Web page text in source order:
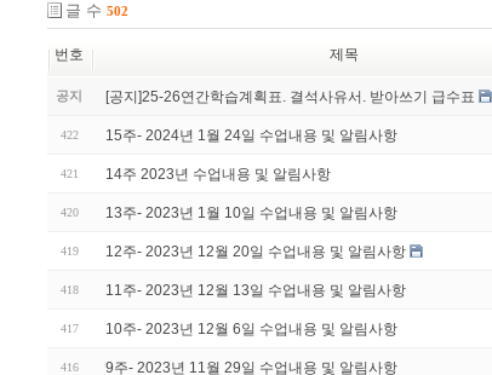
글 수 502
번호 제목
공지 [공지]25-26연간학습계획표. 결석사유서. 받아쓰기 급수표
422 15주- 2024년 1월 24일 수업내용 및 알림사항
421 14주 2023년 수업내용 및 알림사항
420 13주- 2023년 1월 10일 수업내용 및 알림사항
419 12주- 2023년 12월 20일 수업내용 및 알림사항
418 11주- 2023년 12월 13일 수업내용 및 알림사항
417 10주- 2023년 12월 6일 수업내용 및 알림사항
416 9주- 2023년 11월 29일 수업내용 및 알림사항